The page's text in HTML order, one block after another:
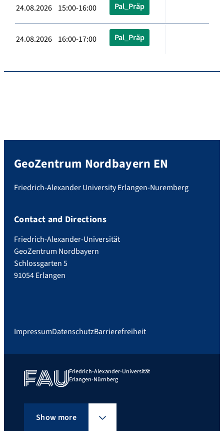
24.08.2026 15:00-16:00 Pal_Präp
24.08.2026 16:00-17:00 Pal_Präp
GeoZentrum Nordbayern EN
Friedrich-Alexander University Erlangen-Nuremberg
Contact and Directions
Friedrich-Alexander-Universität
GeoZentrum Nordbayern
Schlossgarten 5
91054 Erlangen
ImpressumDatenschutzBarrierefreiheit
Friedrich-Alexander-Universität
Erlangen-Nürnberg
Show more